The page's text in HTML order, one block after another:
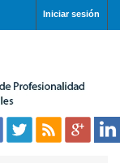
Iniciar sesión